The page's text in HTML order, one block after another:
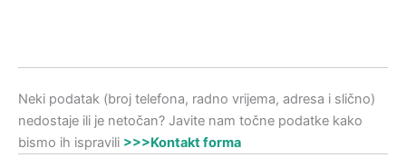
Neki podatak (broj telefona, radno vrijema, adresa i slično)
nedostaje ili je netočan? Javite nam točne podatke kako
bismo ih ispravili >>>Kontakt forma